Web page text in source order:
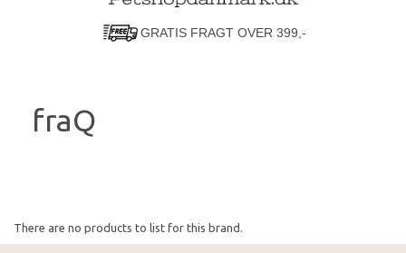
GRATIS FRAGT OVER 399,-
fraQ
There are no products to list for this brand.